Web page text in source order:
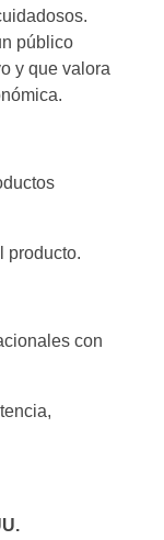
público
y que valora
producto.
con